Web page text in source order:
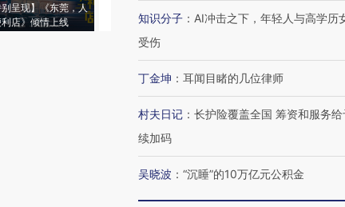
别呈现】《东莞，人
店》倾情上线
有意思的生活方式·第三对
知识分子 ： AI冲击之下，年轻人与高学历
受伤
丁金坤 ： 耳闻目睹的几位律师
村夫日记 ： 长护险覆盖全国 筹资和服务
续加码
吴晓波 ： “沉睡”的10万亿元公积金